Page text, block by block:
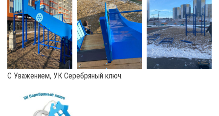
С Уважением, УК Серебряный ключ.